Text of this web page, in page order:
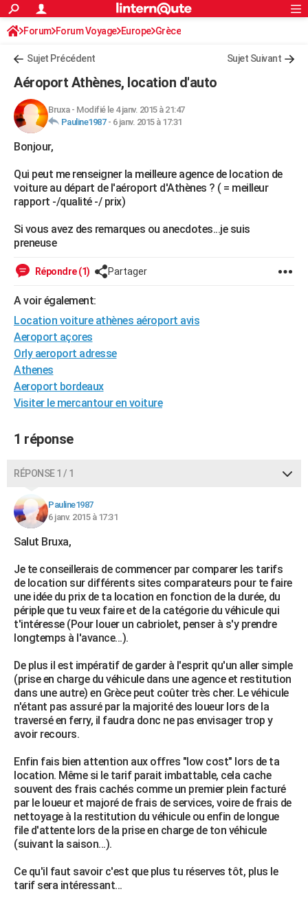
ACTUALITÉS
Politique
Société
Faits Divers
Education
Monde
Villes
+
FINANCE
Retraite
Impôts
Epargne
Immobilier
Risques naturels par ville
Banque
Assurance
Crédit
AUTO
Essais
Réserver un essai
Citadines
Berlines
SUV
Forum auto
+HIGH-TECH
Mobiles
Meilleur smartphone
Internet
Ordinateurs
Jeux vidéo
Guide high-tech
+
BRICOLAGE
Forum
Aménagement intérieur
Extérieur
Cuisine
Salle de bains
Jardinage
Rangement
LIFESTYLE
Art de vivre
Bien-être
Loisirs
Mode
Modes de vie
SANTE
VOYAGE
Destinations
City break
Voyage nature
Voyage de noces
Forum
Climat
PHOTO
GUIDES D'ACHAT
BONS PLANS
CARTE DE VOEUX
Carte de Noël
Carte Bonne année
Carte Saint-Valentin
Carte Pâques
Carte d'anniversaire
DICTIONNAIRE
S'inscrire
Se connecter
Lycées
Collèges
Primaires
Universités
Entreprises
Service militaire
Avis de recherche
AVIS DE DÉCÈS
FORUM
Bricolage
Lifestyle
Culture
Sport
Auto
Television
Voyage
Cinema
S'inscrire
Connexion
Forum Forum Voyage Europe Grèce
Sujet Précédent Sujet Suivant
Aéroport Athènes, location d'auto
Bruxa- Modifié le 4 janv. 2015 à 21:47
Pauline1987- 6 janv. 2015 à 17:31
Bonjour,
Qui peut me renseigner la meilleure agence de location de
voiture au départ de l'aéroport d'Athènes ? ( = meilleur
rapport -/qualité -/ prix)
Si vous avez des remarques ou anecdotes...je suis
preneuse
Répondre (1) Partager
A voir également:
Location voiture athènes aéroport avis
Aeroport açores
Orly aeroport adresse
Athenes
Aeroport bordeaux
Visiter le mercantour en voiture
1 réponse
RÉPONSE 1 / 1
Pauline1987
6 janv. 2015 à 17:31
Salut Bruxa,
Je te conseillerais de commencer par comparer les tarifs
de location sur différents sites comparateurs pour te faire
une idée du prix de ta location en fonction de la durée, du
périple que tu veux faire et de la catégorie du véhicule qui
t'intéresse (Pour louer un cabriolet, penser à s'y prendre
longtemps à l'avance...).
De plus il est impératif de garder à l'esprit qu'un aller simple
(prise en charge du véhicule dans une agence et restitution
dans une autre) en Grèce peut coûter très cher. Le véhicule
n'étant pas assuré par la majorité des loueur lors de la
traversé en ferry, il faudra donc ne pas envisager trop y
avoir recours.
Enfin fais bien attention aux offres "low cost" lors de ta
location. Même si le tarif parait imbattable, cela cache
souvent des frais cachés comme un premier plein facturé
par le loueur et majoré de frais de services, voire de frais de
nettoyage à la restitution du véhicule ou enfin de longue
file d'attente lors de la prise en charge de ton véhicule
(suivant la saison...).
Ce qu'il faut savoir c'est que plus tu réserves tôt, plus le
tarif sera intéressant...